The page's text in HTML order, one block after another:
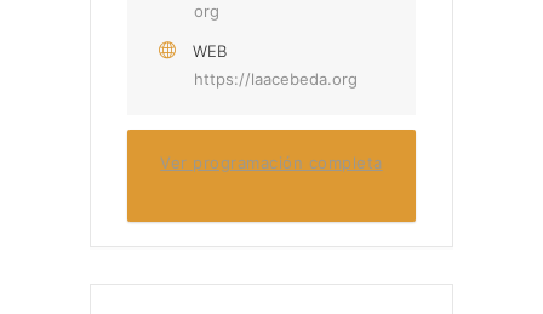
org
WEB
https://laacebeda.org
Ver programación completa